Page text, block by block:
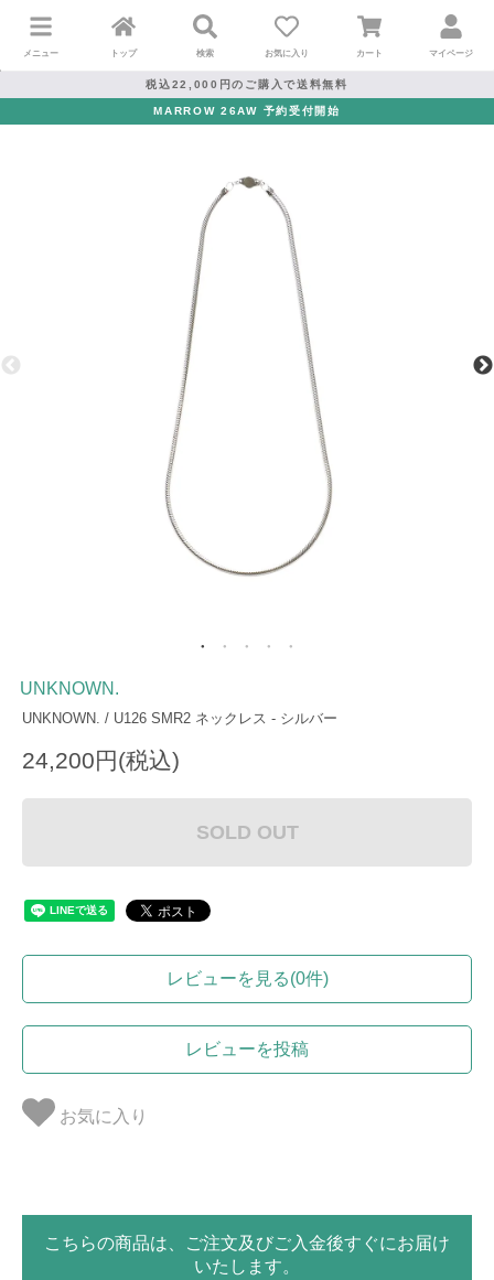
メニュー トップ 検索 お気に入り カート マイページ
税込22,000円のご購入で送料無料
MARROW 26AW 予約受付開始
UNKNOWN.
UNKNOWN. / U126 SMR2 ネックレス - シルバー
24,200円(税込)
SOLD OUT
レビューを見る(0件)
レビューを投稿
お気に入り
こちらの商品は、ご注文及びご入金後すぐにお届け
いたします。